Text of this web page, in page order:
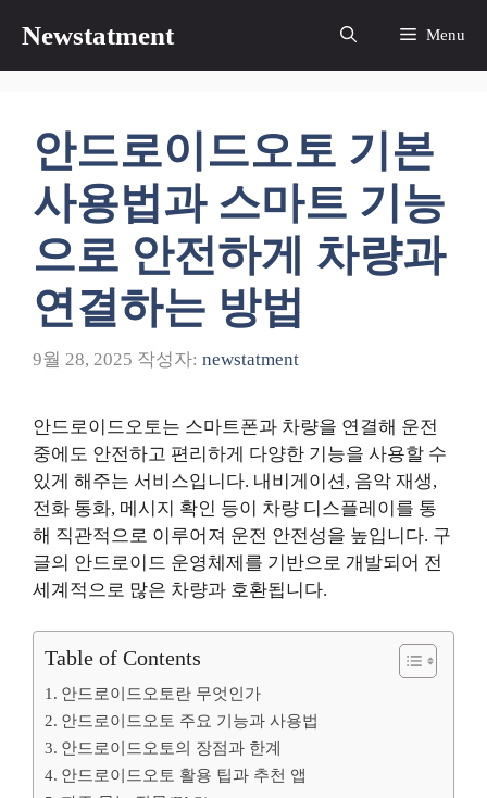
츠
Newstatment Menu
안드로이드오토 기본
사용법과 스마트 기능
으로 안전하게 차량과
연결하는 방법
9월 28, 2025 작성자: newstatment
안드로이드오토는 스마트폰과 차량을 연결해 운전
중에도 안전하고 편리하게 다양한 기능을 사용할 수
있게 해주는 서비스입니다. 내비게이션, 음악 재생,
전화 통화, 메시지 확인 등이 차량 디스플레이를 통
해 직관적으로 이루어져 운전 안전성을 높입니다. 구
글의 안드로이드 운영체제를 기반으로 개발되어 전
세계적으로 많은 차량과 호환됩니다.
Table of Contents
안드로이드오토란 무엇인가
안드로이드오토 주요 기능과 사용법
안드로이드오토의 장점과 한계
안드로이드오토 활용 팁과 추천 앱